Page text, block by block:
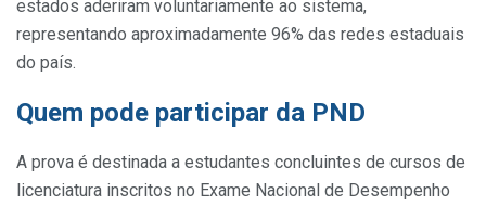
estados aderiram voluntariamente ao sistema,
representando aproximadamente 96% das redes estaduais
do país.
Quem pode participar da PND
A prova é destinada a estudantes concluintes de cursos de
licenciatura inscritos no Exame Nacional de Desempenho